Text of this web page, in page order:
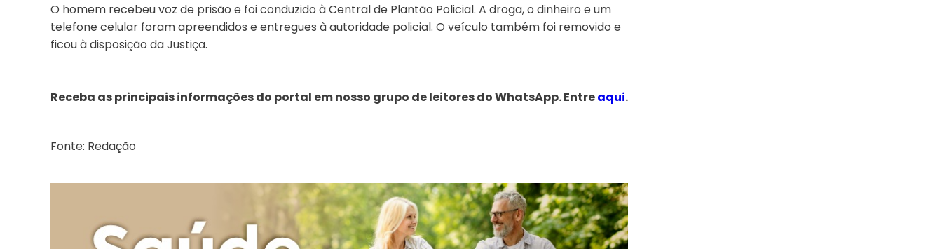
O homem recebeu voz de prisão e foi conduzido à Central de Plantão Policial. A droga, o dinheiro e um
telefone celular foram apreendidos e entregues à autoridade policial. O veículo também foi removido e
ficou à disposição da Justiça.
Receba as principais informações do portal em nosso grupo de leitores do WhatsApp. Entreaqui.
Fonte: Redação